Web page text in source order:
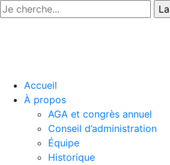
Accueil
À propos
AGA et congrès annuel
Conseil d’administration
Équipe
Historique